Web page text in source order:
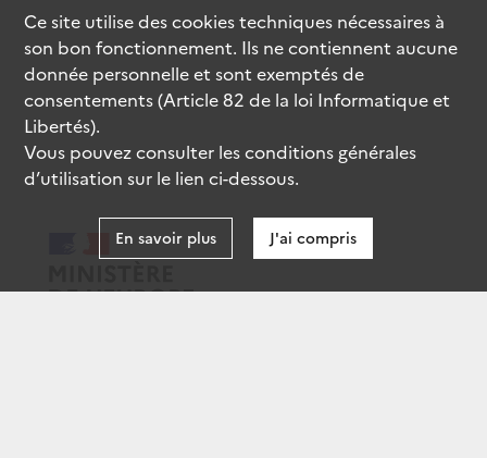
Ce site utilise descookiestechniques nécessaires à
son bon fonctionnement. Ils ne contiennent aucune
donnée personnelle et sont exemptés de
consentements (Article 82 de la loi Informatique et
Libertés).
Vous pouvez consulter les conditions générales
d’utilisation sur le lien ci-dessous.
En savoir plus J'ai compris